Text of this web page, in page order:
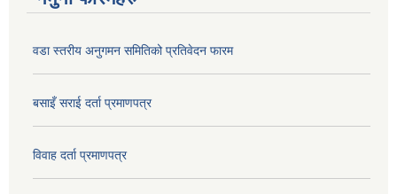
वडा स्तरीय अनुगमन समितिको प्रतिवेदन फारम
बसाइँ सराई दर्ता प्रमाणपत्र
विवाह दर्ता प्रमाणपत्र